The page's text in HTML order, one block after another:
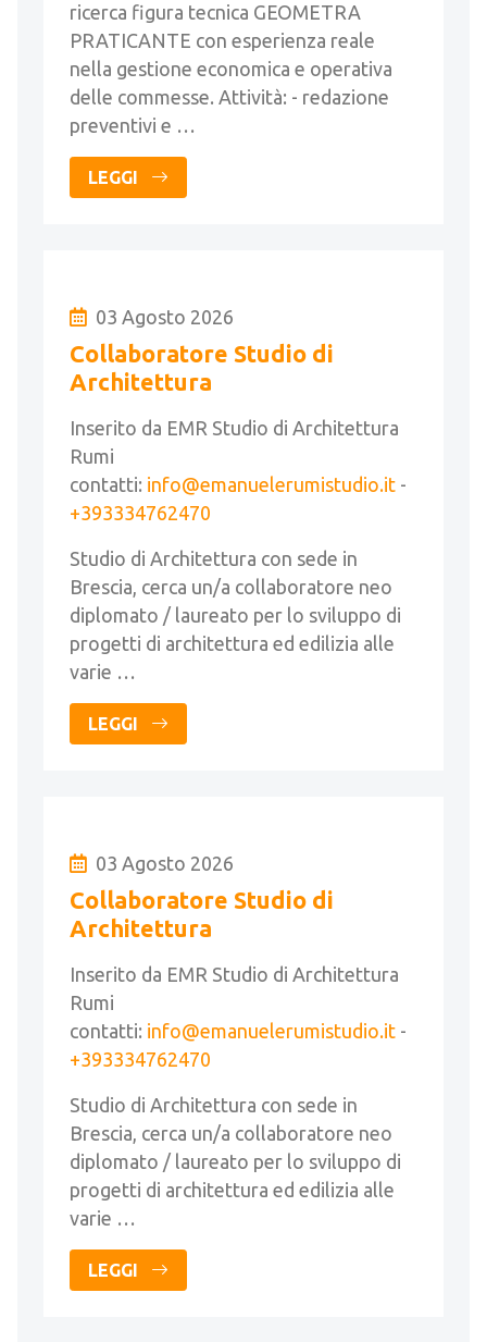
ricerca figura tecnica GEOMETRA
PRATICANTE con esperienza reale
nella gestione economica e operativa
delle commesse. Attività: - redazione
preventivi e …
LEGGI
03 Agosto 2026
Collaboratore Studio di
Architettura
Inserito da EMR Studio di Architettura
Rumi
contatti: info@emanuelerumistudio.it -
+393334762470
Studio di Architettura con sede in
Brescia, cerca un/a collaboratore neo
diplomato / laureato per lo sviluppo di
progetti di architettura ed edilizia alle
varie …
LEGGI
03 Agosto 2026
Collaboratore Studio di
Architettura
Inserito da EMR Studio di Architettura
Rumi
contatti: info@emanuelerumistudio.it -
+393334762470
Studio di Architettura con sede in
Brescia, cerca un/a collaboratore neo
diplomato / laureato per lo sviluppo di
progetti di architettura ed edilizia alle
varie …
LEGGI